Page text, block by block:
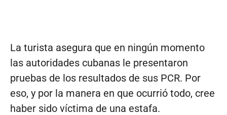
La turista asegura que en ningún momento
las autoridades cubanas le presentaron
pruebas de los resultados de sus PCR. Por
eso, y por la manera en que ocurrió todo, cree
haber sido víctima de una estafa.